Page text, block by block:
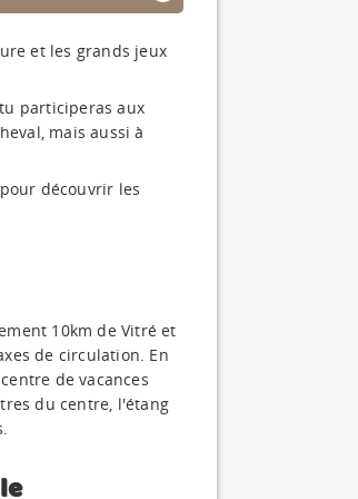
et les grands jeux
participeras aux
mais aussi à
pour découvrir les
10km de Vitré et
de circulation. En
de vacances
du centre, l'étang